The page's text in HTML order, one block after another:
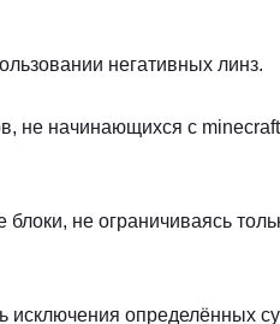
негативных линз.
не начинающихся с
не ограничиваясь
исключения определённых